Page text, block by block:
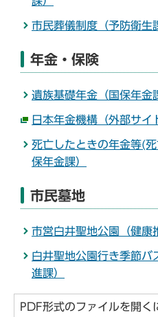
市民葬儀制度（予防衛生
年金・保険
遺族基礎年金（国保年金
日本年金機構（外部サイ
死亡したときの年金等(
保年金課）
市民墓地
市営白井聖地公園（健康
白井聖地公園行き季節バ
進課）
PDF形式のファイルを開